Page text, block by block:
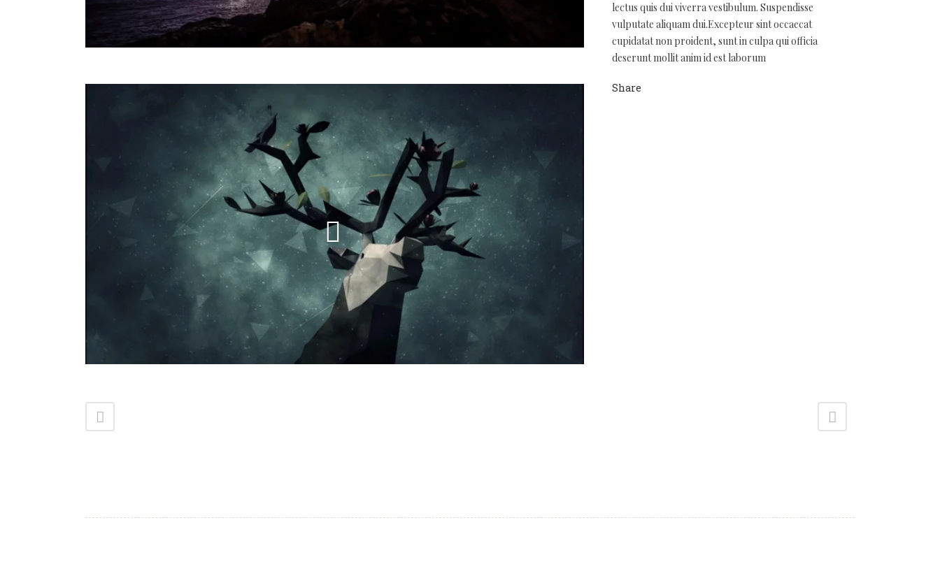
lectus quis dui viverra vestibulum. Suspendisse
vulputate aliquam dui.Excepteur sint occaecat
cupidatat non proident, sunt in culpa qui officia
deserunt mollit anim id est laborum
Share